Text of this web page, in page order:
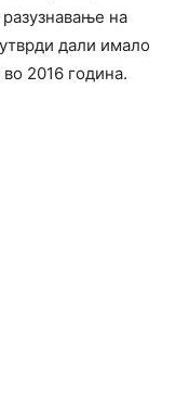
на
дали имало
2016 година.